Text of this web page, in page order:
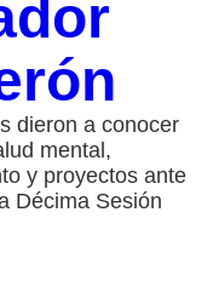
dieron a conocer
mental,
y proyectos ante
Décima Sesión